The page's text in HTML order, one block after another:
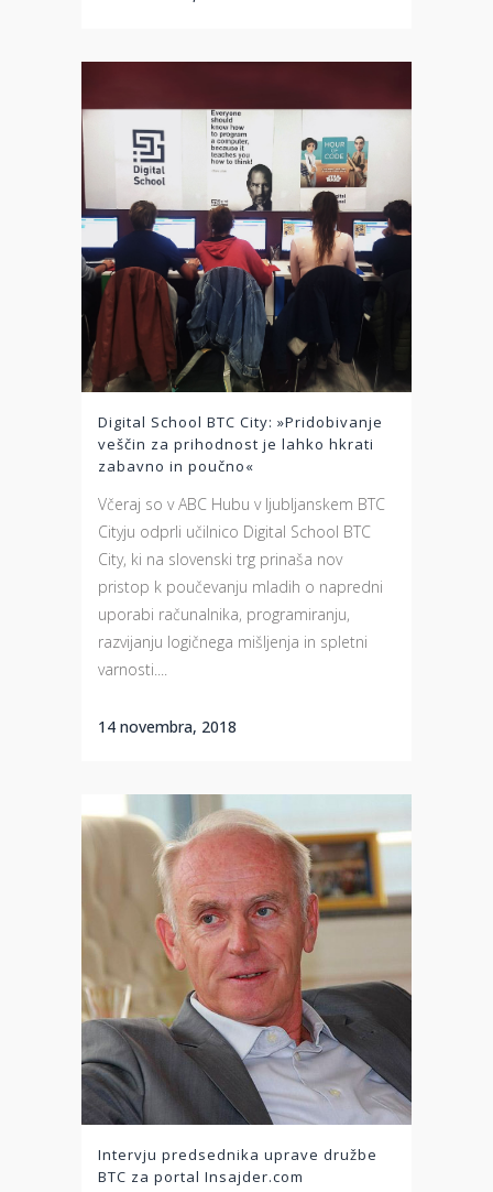
Digital School BTC City: »Pridobivanje
veščin za prihodnost je lahko hkrati
zabavno in poučno«
Včeraj so v ABC Hubu v ljubljanskem BTC
Cityju odprli učilnico Digital School BTC
City, ki na slovenski trg prinaša nov
pristop k poučevanju mladih o napredni
uporabi računalnika, programiranju,
razvijanju logičnega mišljenja in spletni
varnosti....
14 novembra, 2018
Intervju predsednika uprave družbe
BTC za portal Insajder.com